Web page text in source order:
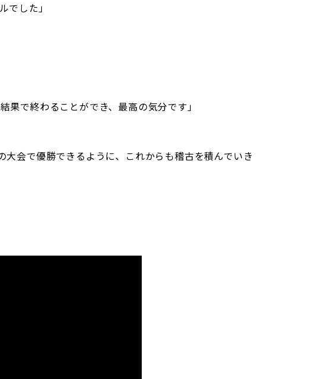
でした」
果で終わることができ、最高の気分です」
大会で優勝できるように、これからも稽古を積んでいき